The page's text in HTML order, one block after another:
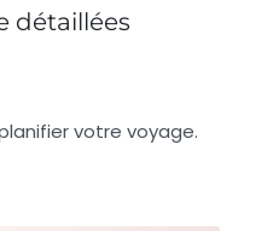
détaillées
votre voyage.